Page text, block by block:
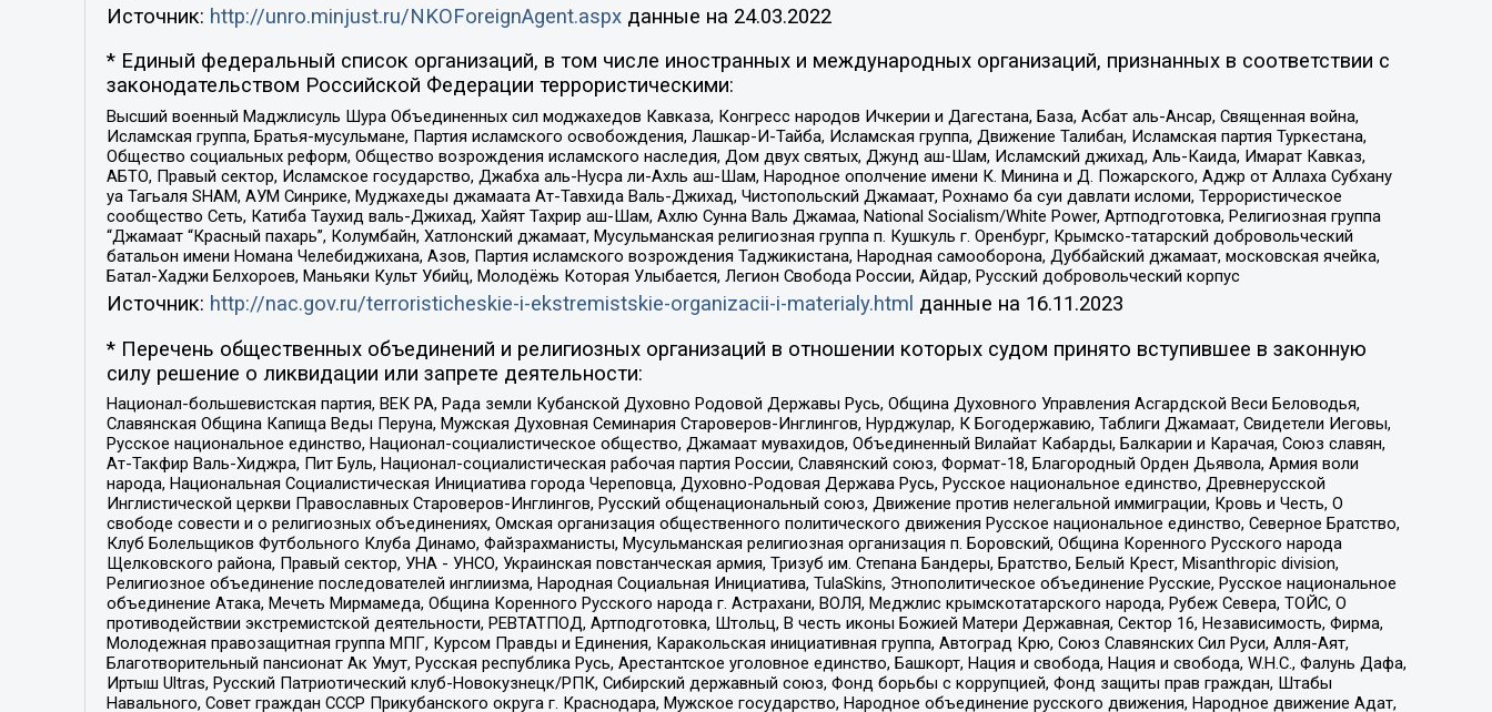
Источник: http://unro.minjust.ru/NKOForeignAgent.aspxданные на 24.03.2022
* Единый федеральный список организаций, в том числе иностранных и международных организаций, признанных в соответствии с
законодательством Российской Федерации террористическими:
Высший военный Маджлисуль Шура Объединенных сил моджахедов Кавказа, Конгресс народов Ичкерии и Дагестана, База, Асбат аль-Ансар, Священная война,
Исламская группа, Братья-мусульмане, Партия исламского освобождения, Лашкар-И-Тайба, Исламская группа, Движение Талибан, Исламская партия Туркестана,
Общество социальных реформ, Общество возрождения исламского наследия, Дом двух святых, Джунд аш-Шам, Исламский джихад, Аль-Каида, Имарат Кавказ,
АБТО, Правый сектор, Исламское государство, Джабха аль-Нусра ли-Ахль аш-Шам, Народное ополчение имени К. Минина и Д. Пожарского, Аджр от Аллаха Субхану
уа Тагьаля SHAM, АУМ Синрике, Муджахеды джамаата Ат-Тавхида Валь-Джихад, Чистопольский Джамаат, Рохнамо ба суи давлати исломи, Террористическое
сообщество Сеть, Катиба Таухид валь-Джихад, Хайят Тахрир аш-Шам, Ахлю Сунна Валь Джамаа, National Socialism/White Power, Артподготовка, Религиозная группа
“Джамаат “Красный пахарь”, Колумбайн, Хатлонский джамаат, Мусульманская религиозная группа п. Кушкуль г. Оренбург, Крымско-татарский добровольческий
батальон имени Номана Челебиджихана, Азов, Партия исламского возрождения Таджикистана, Народная самооборона, Дуббайский джамаат, московская ячейка,
Батал-Хаджи Белхороев, Маньяки Культ Убийц, Молодёжь Которая Улыбается, Легион Свобода России, Айдар, Русский добровольческий корпус
Источник: http://nac.gov.ru/terroristicheskie-i-ekstremistskie-organizacii-i-materialy.html данные на 16.11.2023
* Перечень общественных объединений и религиозных организаций в отношении которых судом принято вступившее в законную
силу решение о ликвидации или запрете деятельности:
Национал-большевистская партия, ВЕК РА, Рада земли Кубанской Духовно Родовой Державы Русь, Община Духовного Управления Асгардской Веси Беловодья,
Славянская Община Капища Веды Перуна, Мужская Духовная Семинария Староверов-Инглингов, Нурджулар, К Богодержавию, Таблиги Джамаат, Свидетели Иеговы,
Русское национальное единство, Национал-социалистическое общество, Джамаат мувахидов, Объединенный Вилайат Кабарды, Балкарии и Карачая, Союз славян,
Ат-Такфир Валь-Хиджра, Пит Буль, Национал-социалистическая рабочая партия России, Славянский союз, Формат-18, Благородный Орден Дьявола, Армия воли
народа, Национальная Социалистическая Инициатива города Череповца, Духовно-Родовая Держава Русь, Русское национальное единство, Древнерусской
Инглистической церкви Православных Староверов-Инглингов, Русский общенациональный союз, Движение против нелегальной иммиграции, Кровь и Честь, О
свободе совести и о религиозных объединениях, Омская организация общественного политического движения Русское национальное единство, Северное Братство,
Клуб Болельщиков Футбольного Клуба Динамо, Файзрахманисты, Мусульманская религиозная организация п. Боровский, Община Коренного Русского народа
Щелковского района, Правый сектор, УНА - УНСО, Украинская повстанческая армия, Тризуб им. Степана Бандеры, Братство, Белый Крест, Misanthropic division,
Религиозное объединение последователей инглиизма, Народная Социальная Инициатива, TulaSkins, Этнополитическое объединение Русские, Русское национальное
объединение Атака, Мечеть Мирмамеда, Община Коренного Русского народа г. Астрахани, ВОЛЯ, Меджлис крымскотатарского народа, Рубеж Севера, ТОЙС, О
противодействии экстремистской деятельности, РЕВТАТПОД, Артподготовка, Штольц, В честь иконы Божией Матери Державная, Сектор 16, Независимость, Фирма,
Молодежная правозащитная группа МПГ, Курсом Правды и Единения, Каракольская инициативная группа, Автоград Крю, Союз Славянских Сил Руси, Алля-Аят,
Благотворительный пансионат Ак Умут, Русская республика Русь, Арестантское уголовное единство, Башкорт, Нация и свобода, Нация и свобода, W.H.С., Фалунь Дафа,
Иртыш Ultras, Русский Патриотический клуб-Новокузнецк/РПК, Сибирский державный союз, Фонд борьбы с коррупцией, Фонд защиты прав граждан, Штабы
Навального, Совет граждан СССР Прикубанского округа г. Краснодара, Мужское государство, Народное объединение русского движения, Народное движение Адат,